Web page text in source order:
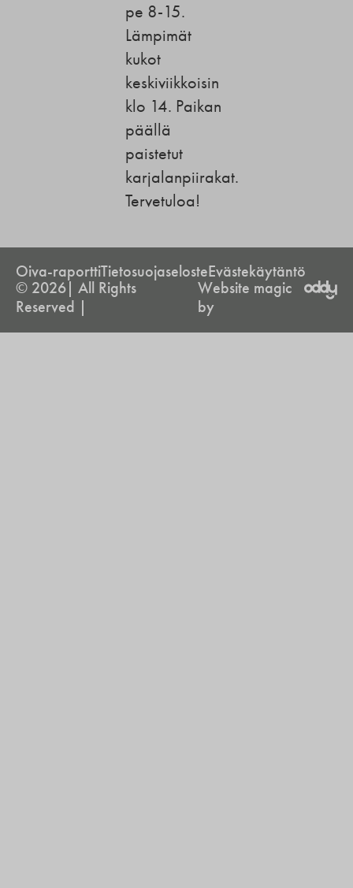
pe 8-15.
Lämpimät
kukot
keskiviikkoisin
klo 14. Paikan
päällä
paistetut
karjalanpiirakat.
Tervetuloa!
Oiva-raporttiTietosuojaselosteEvästekäytäntö
© 2026| All Rights
Reserved |
Website magic
by